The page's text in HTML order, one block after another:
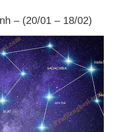
– (20/01 – 18/02)